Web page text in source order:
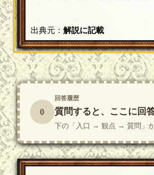
出典元： 解説に記載
0
回答履歴
質問すると、ここに回
下の「入口 → 観点 → 質問」か